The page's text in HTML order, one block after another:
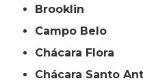
Brooklin
Campo Belo
Chácara Flora
Chácara Santo